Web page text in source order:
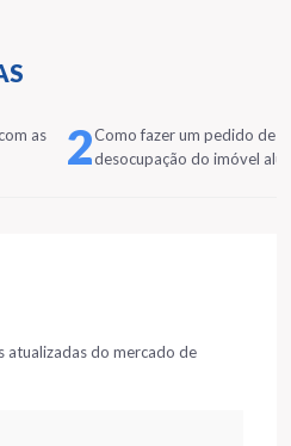
as
2Como fazer um pedido de
desocupação do imóvel
atualizadas do mercado de